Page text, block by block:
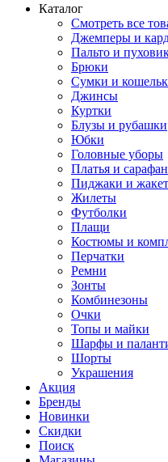
Каталог
Смотреть все
Джемперы и
Пальто и
Брюки
Сумки и
Джинсы
Куртки
Блузы и рубашки
Юбки
Головные уборы
Платья и
Пиджаки и
Жилеты
Футболки
Плащи
Костюмы и
Перчатки
Ремни
Зонты
Комбинезоны
Очки
Топы и майки
Шарфы и
Шорты
Украшения
Акция
Бренды
Новинки
Скидки
Поиск